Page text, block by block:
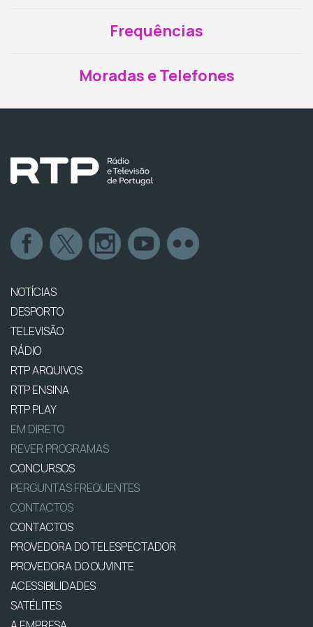
Frequências
Moradas e Telefones
NOTÍCIAS
DESPORTO
TELEVISÃO
RÁDIO
RTP ARQUIVOS
RTP ENSINA
RTP PLAY
EM DIRETO
REVER PROGRAMAS
CONCURSOS
PERGUNTAS FREQUENTES
CONTACTOS
CONTACTOS
PROVEDORA DO TELESPECTADOR
PROVEDORA DO OUVINTE
ACESSIBILIDADES
SATÉLITES